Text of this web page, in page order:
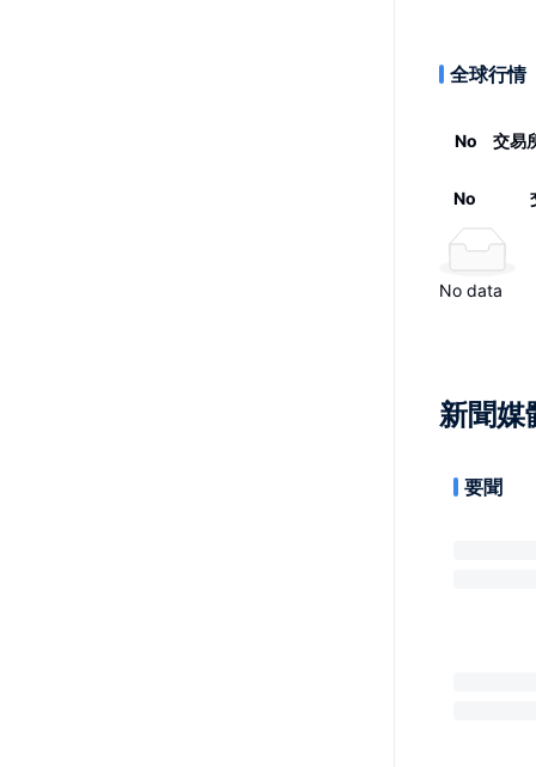
全球行情
No 交易
No
No data
新聞媒
要聞